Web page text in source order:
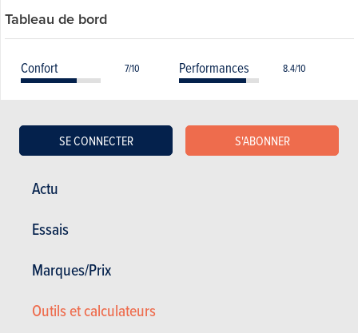
Actu
Essais
Marques/Prix
Outils et calculateurs
SE CONNECTER S'ABONNER
Tableau de bord
Confort 7/10 Performances 8.4/10
8.8/10 Facilité d'utilisation 8.6/10
Consommation
Liste des modèles toutes générations